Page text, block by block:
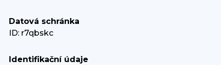
Datová schránka
ID: r7qbskc
Identifikační údaje